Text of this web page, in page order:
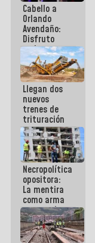
Cabello a
Orlando
Avendaño:
Disfruto
cada vez
que escribes
porque lo
que haces
es
embarrarla
Llegan dos
nuevos
trenes de
trituración
para
optimizar
manejo de
escombros
en La Guaira
Necropolítica
opositora:
La mentira
como arma
contra el
Pueblo